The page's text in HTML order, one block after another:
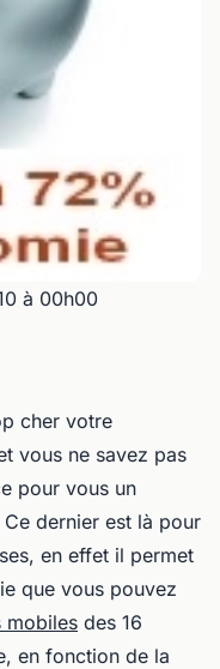
à 00h00
cher votre
vous ne savez pas
pour vous un
Ce dernier est là pour
en effet il permet
que vous pouvez
mobiles des 16
en fonction de la